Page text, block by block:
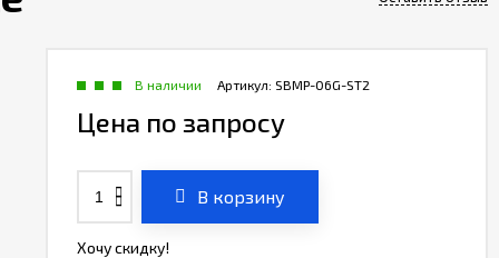
Артикул: SBMP-06G-ST2
В наличии
Цена по запросу
В корзину
Хочу скидку!